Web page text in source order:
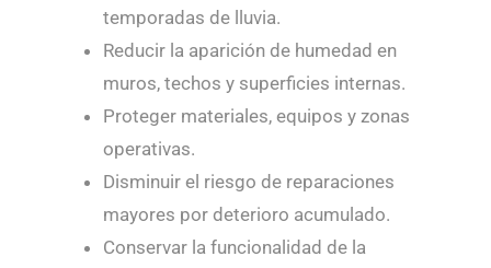
temporadas de lluvia.
Reducir la aparición de humedad en
muros, techos y superficies internas.
Proteger materiales, equipos y zonas
operativas.
Disminuir el riesgo de reparaciones
mayores por deterioro acumulado.
Conservar la funcionalidad de la